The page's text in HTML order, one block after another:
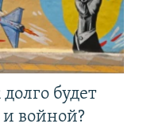
будет
войной?